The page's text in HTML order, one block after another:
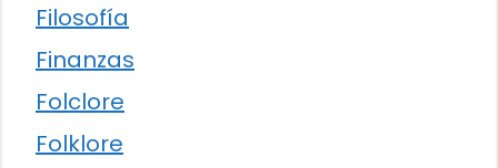
Filosofía
Finanzas
Folclore
Folklore